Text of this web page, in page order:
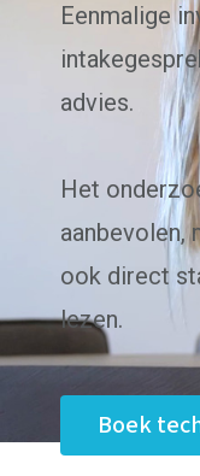
Eenmalige
advies.
Het
aanbevolen,
ook direct
lezen.
Boek